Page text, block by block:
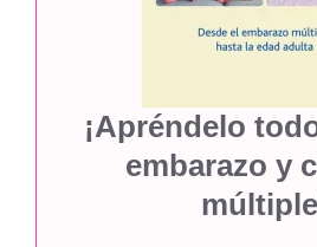
¡Apréndelo
embarazo y